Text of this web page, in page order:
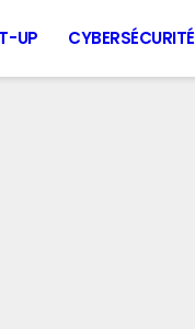
UP CYBERSÉCURITÉ